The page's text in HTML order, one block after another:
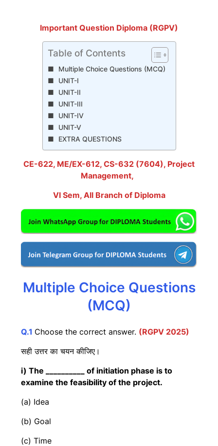
Important Question Diploma (RGPV)
Table of Contents
Multiple Choice Questions (MCQ)
UNIT-I
UNIT-II
UNIT-III
UNIT-IV
UNIT-V
EXTRA QUESTIONS
CE-622, ME/EX-612, CS-632 (7604), Project
Management,
VI Sem, All Branch of Diploma
Multiple Choice Questions
(MCQ)
Q.1 Choose the correct answer. (RGPV 2025)
सही उत्तर का चयन कीजिए।
i) The __________ of initiation phase is to
examine the feasibility of the project.
(a) Idea
(b) Goal
(c) Time